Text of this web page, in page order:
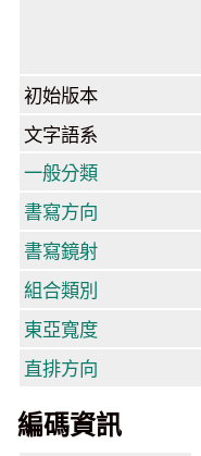
初始版本
文字語系
一般分類
書寫方向
書寫鏡射
組合類別
東亞寬度
直排方向
編碼資訊